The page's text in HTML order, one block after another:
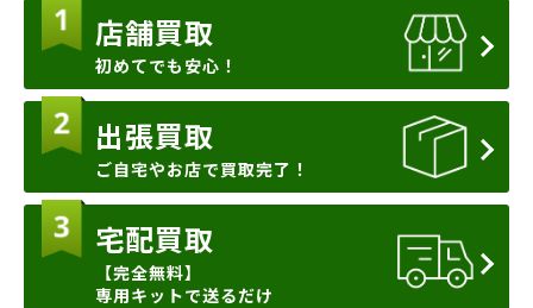
店舗買取
初めてでも安心！
出張買取
ご自宅やお店で買取完了！
宅配買取
【完全無料】
専用キットで送るだけ